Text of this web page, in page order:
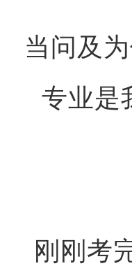
当问及
专业是
刚刚考